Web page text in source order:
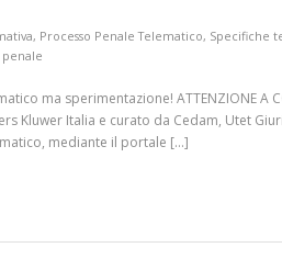
, Processo Penale Telematico, Specifiche
ma sperimentazione! ATTENZIONE A
Italia e curato da Cedam, Utet
mediante il portale […]